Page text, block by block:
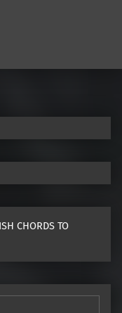
CHORDS TO